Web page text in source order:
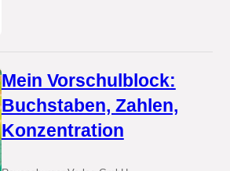
Mein Vorschulblock:
Buchstaben, Zahlen,
Konzentration